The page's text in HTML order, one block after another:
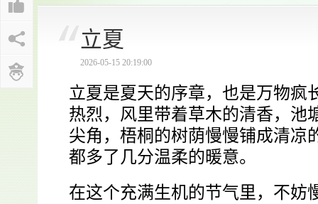
立夏
2026-05-15 20:19:00
立夏是夏天的序章，也是万物疯
热烈，风里带着草木的清香，池
尖角，梧桐的树荫慢慢铺成清凉
都多了几分温柔的暖意。
在这个充满生机的节气里，不妨